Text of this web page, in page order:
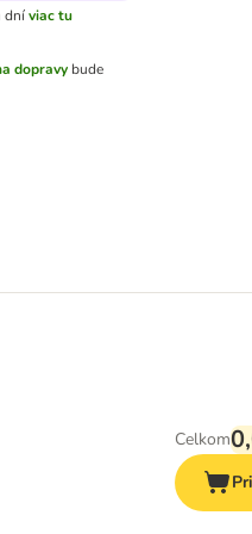
dní viac tu
dopravy bude
Celkom